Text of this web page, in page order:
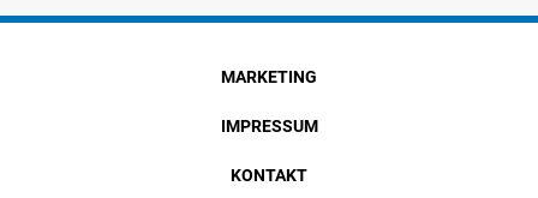
MARKETING
IMPRESSUM
KONTAKT